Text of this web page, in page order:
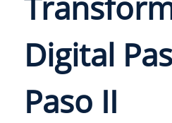
Digital
Paso II